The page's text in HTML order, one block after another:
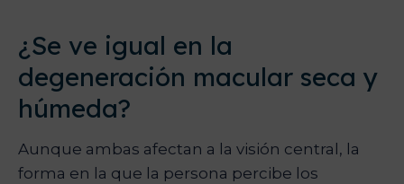
¿Se ve igual en la
degeneración macular seca y
húmeda?
Aunque ambas afectan a la visión central, la
forma en la que la persona percibe los